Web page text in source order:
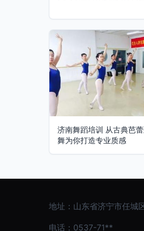
济南舞蹈培训 从古典芭
舞为你打造专业质感
地址：山东省济宁市任城
电话：0537-71**